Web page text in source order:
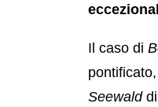
Il caso di
Seewalddi